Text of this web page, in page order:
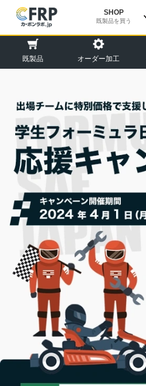
SHOP
既製品を買う
既製品 オーダー加工